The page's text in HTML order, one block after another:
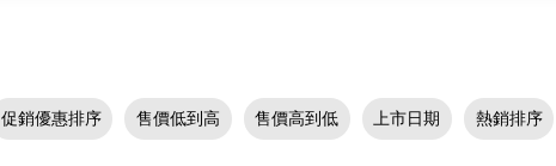
促銷優惠排序 售價低到高 售價高到低 上市日期 熱銷排序